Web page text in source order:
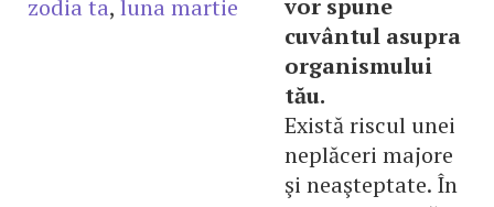
vor spune
cuvântul asupra
organismului
tău.
Există riscul unei
neplăceri majore
şi neaşteptate. În
zodia ta, luna martie